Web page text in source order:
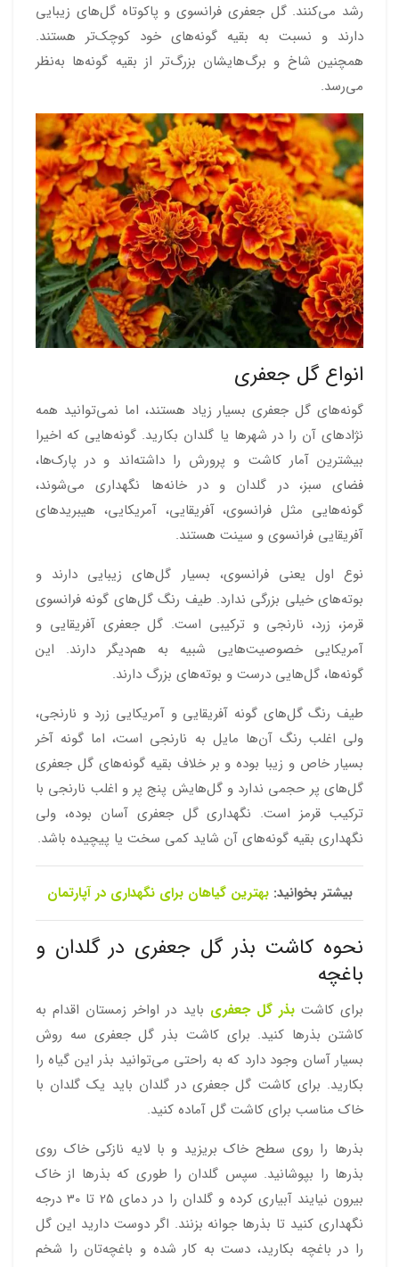
رشد می‌کنند. گل جعفری فرانسوی و پاکوتاه گل‌های زیبایی
دارند و نسبت به بقیه گونه‌های خود کوچک‌تر هستند.
همچنین شاخ و برگ‌هایشان بزرگ‌تر از بقیه گونه‌ها به‌نظر
می‌رسد.
انواع گل جعفری
گونه‌های گل جعفری بسیار زیاد هستند، اما نمی‌توانید همه
نژادهای آن را در شهرها یا گلدان بکارید. گونه‌هایی که اخیرا
بیشترین آمار کاشت و پرورش را داشته‌اند و در پارک‌ها،
فضای سبز، در گلدان و در خانه‌ها نگهداری می‌شوند،
گونه‌هایی مثل فرانسوی، آفریقایی، آمریکایی، هیبریدهای
آفریقایی فرانسوی و سینت هستند.
نوع اول یعنی فرانسوی، بسیار گل‌های زیبایی دارند و
بوته‌های خیلی بزرگی ندارد. طیف رنگ گل‌های گونه فرانسوی
قرمز، زرد، نارنجی و ترکیبی است. گل جعفری آفریقایی و
آمریکایی خصوصیت‌هایی شبیه به هم‌دیگر دارند. این
گونه‌ها، گل‌هایی درست و بوته‌های بزرگ دارند.
طیف رنگ گل‌های گونه آفریقایی و آمریکایی زرد و نارنجی،
ولی اغلب رنگ آن‌ها مایل به نارنجی است، اما گونه آخر
بسیار خاص و زیبا بوده و بر خلاف بقیه گونه‌های گل جعفری
گل‌های پر حجمی ندارد و گل‌هایش پنج پر و اغلب نارنجی با
ترکیب قرمز است. نگهداری گل جعفری آسان بوده، ولی
نگهداری بقیه گونه‌های آن شاید کمی سخت یا پیچیده‌ باشد.
بیشتر بخوانید:بهترین گیاهان برای نگهداری در آپارتمان
نحوه کاشت بذر گل جعفری در گلدان و
باغچه
برای کاشتبذر گل جعفری باید در اواخر زمستان اقدام به
کاشتن بذرها کنید. برای کاشت بذر گل جعفری سه روش
بسیار آسان وجود دارد که به راحتی می‌توانید بذر این گیاه را
بکارید. برای کاشت گل جعفری در گلدان باید یک گلدان با
خاک مناسب برای کاشت گل آماده کنید.
بذرها را روی سطح خاک بریزید و با لایه نازکی خاک روی
بذرها را بپوشانید. سپس گلدان را طوری که بذرها از خاک
بیرون نیایند آبیاری کرده و گلدان را در دمای 25 تا 30 درجه
نگهداری کنید تا بذرها جوانه بزنند. اگر دوست دارید این گل
را در باغچه بکارید، دست به کار شده و باغچه‌تان را شخم